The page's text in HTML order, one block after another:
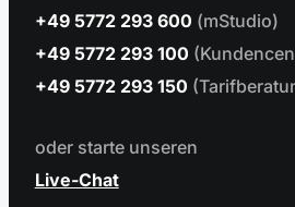
+49 5772 293 600 (mStudio)
+49 5772 293 100
+49 5772 293 150
oder starte unseren
Live-Chat